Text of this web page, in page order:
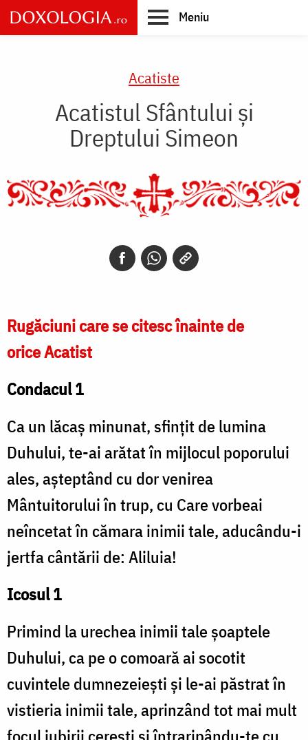
Skip
to
main
Meniu
Acatiste
Acatistul Sfântului și
Dreptului Simeon
Rugăciuni care se citesc înainte de
orice Acatist
Condacul 1
Ca un lăcaș minunat, sfințit de lumina
Duhului, te-ai arătat în mijlocul poporului
ales, așteptând cu dor venirea
Mântuitorului în trup, cu Care vorbeai
neîncetat în cămara inimii tale, aducându-i
jertfa cântării de: Aliluia!
Icosul 1
Primind la urechea inimii tale șoaptele
Duhului, ca pe o comoară ai socotit
cuvintele dumnezeiești și le-ai păstrat în
vistieria inimii tale, aprinzând tot mai mult